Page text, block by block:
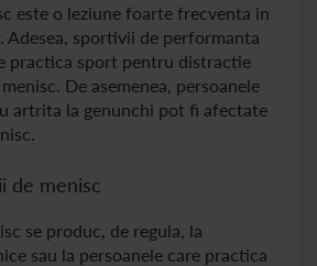
este o leziune foarte frecventa in
Adesea, sportivii de performanta
practica sport pentru distractie
De asemenea, persoanele
artrita la genunchi pot fi afectate
de menisc
se produc, de regula, la
sau la persoanele care practica